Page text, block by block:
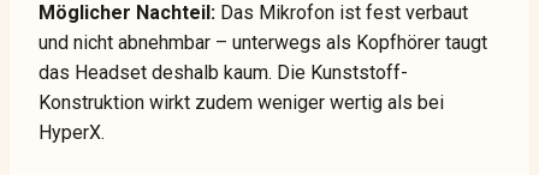
Möglicher Nachteil: Das Mikrofon ist fest verbaut
und nicht abnehmbar – unterwegs als Kopfhörer taugt
das Headset deshalb kaum. Die Kunststoff-
Konstruktion wirkt zudem weniger wertig als bei
HyperX.